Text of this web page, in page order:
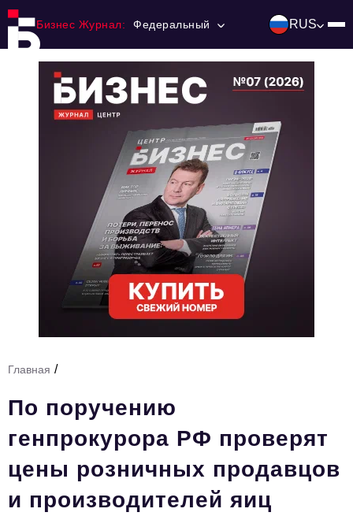
Бизнес Журнал: Федеральный RUS
Ниши и рынки
Технологии и тренды
Персона номера
Юридический практикум
Стиль жизни
Главная /
По поручению
генпрокурора РФ проверят
цены розничных продавцов
и производителей яиц